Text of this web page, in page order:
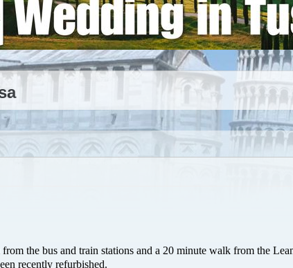
the bus and train stations and a 20 minute walk from the
recently refurbished.